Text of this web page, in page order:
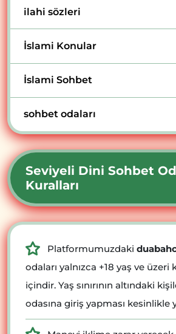
ilahi sözleri
İslami Konular
İslami Sohbet
sohbet odaları
Seviyeli Dini Sohbet
Kuralları
Platformumuzdaki
odaları yalnızca +18 yaş ve üzeri
içindir. Yaş sınırının altındaki
odasına giriş yapması kesinlikle